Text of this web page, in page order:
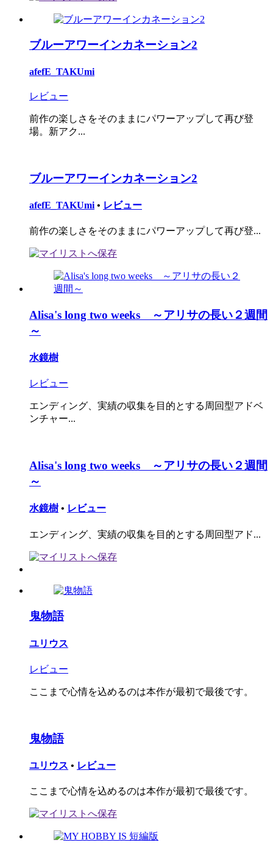
ブルーアワーインカネーション2
afefE_TAKUmi
レビュー
前作の楽しさをそのままにパワーアップして再び登
場。新アク...
ブルーアワーインカネーション2
afefE_TAKUmi • レビュー
前作の楽しさをそのままにパワーアップして再び登...
Alisa's long two weeks ～アリサの長い２週間
～
水鏡樹
レビュー
エンディング、実績の収集を目的とする周回型アドベ
ンチャー...
Alisa's long two weeks ～アリサの長い２週間
～
水鏡樹 • レビュー
エンディング、実績の収集を目的とする周回型アド...
鬼物語
ユリウス
レビュー
ここまで心情を込めるのは本作が最初で最後です。
鬼物語
ユリウス • レビュー
ここまで心情を込めるのは本作が最初で最後です。